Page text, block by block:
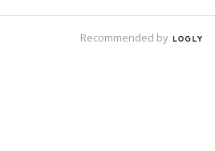
次の話
0-2才育児まとめ：体の
Recommended by